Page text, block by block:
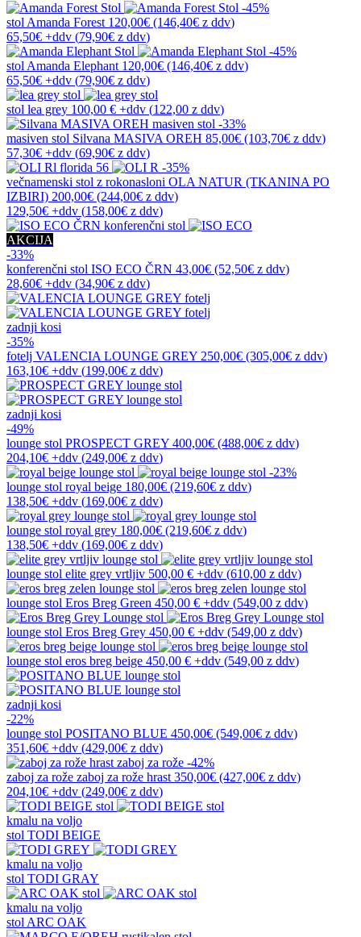
-45%
stol Amanda Forest 120,00€ (146,40€ z ddv)
65,50€ +ddv (79,90€ z ddv)
-45%
stol Amanda Elephant 120,00€ (146,40€ z ddv)
65,50€ +ddv (79,90€ z ddv)
stol lea grey 100,00 € +ddv (122,00 z ddv)
-33%
masiven stol Silvana MASIVA OREH 85,00€ (103,70€ z ddv)
57,30€ +ddv (69,90€ z ddv)
-35%
večnamenski stol z rokonasloni OLA NATUR (TKANINA PO
IZBIRI) 200,00€ (244,00€ z ddv)
129,50€ +ddv (158,00€ z ddv)
AKCIJA
-33%
konferenčni stol ISO ECO ČRN 43,00€ (52,50€ z ddv)
28,60€ +ddv (34,90€ z ddv)
zadnji kosi
-35%
fotelj VALENCIA LOUNGE GREY 250,00€ (305,00€ z ddv)
163,10€ +ddv (199,00€ z ddv)
zadnji kosi
-49%
lounge stol PROSPECT GREY 400,00€ (488,00€ z ddv)
204,10€ +ddv (249,00€ z ddv)
-23%
lounge stol royal beige 180,00€ (219,60€ z ddv)
138,50€ +ddv (169,00€ z ddv)
lounge stol royal grey 180,00€ (219,60€ z ddv)
138,50€ +ddv (169,00€ z ddv)
lounge stol elite grey vrtljiv 500,00 € +ddv (610,00 z ddv)
lounge stol Eros Breg Green 450,00 € +ddv (549,00 z ddv)
lounge stol Eros Breg Grey 450,00 € +ddv (549,00 z ddv)
lounge stol eros breg beige 450,00 € +ddv (549,00 z ddv)
zadnji kosi
-22%
lounge stol POSITANO BLUE 450,00€ (549,00€ z ddv)
351,60€ +ddv (429,00€ z ddv)
-42%
zaboj za rože zaboj za rože hrast 350,00€ (427,00€ z ddv)
204,10€ +ddv (249,00€ z ddv)
kmalu na voljo
stol TODI BEIGE
kmalu na voljo
stol TODI GRAY
kmalu na voljo
stol ARC OAK